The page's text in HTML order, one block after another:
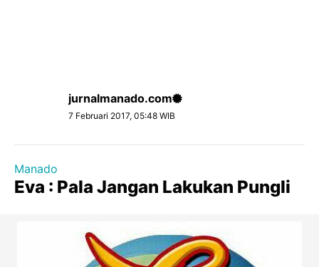
jurnalmanado.com
7 Februari 2017, 05:48 WIB
Manado
Eva : Pala Jangan Lakukan Pungli